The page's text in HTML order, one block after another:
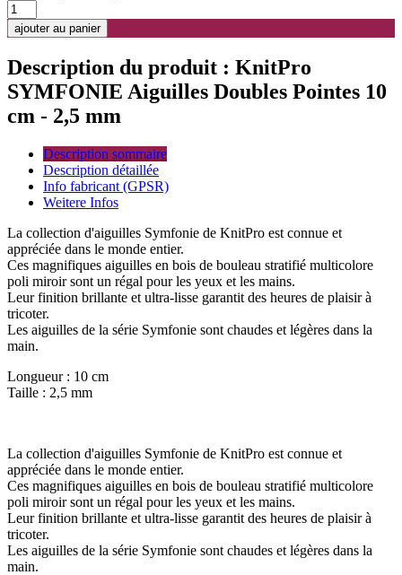
Description du produit : KnitPro
SYMFONIE Aiguilles Doubles Pointes 10
cm - 2,5 mm
Description sommaire
Description détaillée
Info fabricant (GPSR)
Weitere Infos
La collection d'aiguilles Symfonie de KnitPro est connue et
appréciée dans le monde entier.
Ces magnifiques aiguilles en bois de bouleau stratifié multicolore
poli miroir sont un régal pour les yeux et les mains.
Leur finition brillante et ultra-lisse garantit des heures de plaisir à
tricoter.
Les aiguilles de la série Symfonie sont chaudes et légères dans la
main.
Longueur : 10 cm
Taille : 2,5 mm
La collection d'aiguilles Symfonie de KnitPro est connue et
appréciée dans le monde entier.
Ces magnifiques aiguilles en bois de bouleau stratifié multicolore
poli miroir sont un régal pour les yeux et les mains.
Leur finition brillante et ultra-lisse garantit des heures de plaisir à
tricoter.
Les aiguilles de la série Symfonie sont chaudes et légères dans la
main.